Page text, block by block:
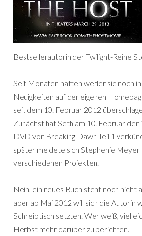
Bestsellerautorin der Twilight-Reihe
Seit Monaten hatten weder sie noch
Neuigkeiten auf der eigenen
seit dem 10. Februar 2012
Zunächst hat Seth am 10. Februar
DVD von Breaking Dawn Teil 1
später meldete sich Stephenie
verschiedenen Projekten.
Nein, ein neues Buch steht noch nicht
aber ab Mai 2012 will sich die Autorin
Schreibtisch setzten. Wer weiß,
Herbst mehr darüber zu berichten.